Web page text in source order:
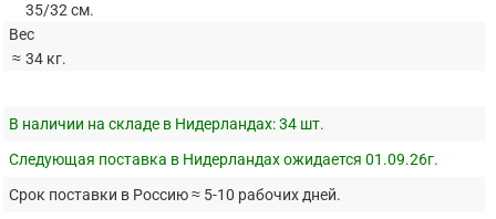
35/32 см.
Вес
≈ 34 кг.
В наличии на складе в Нидерландах:34 шт.
Следующая поставка в Нидерландах ожидается 01.09.26г.
Срок поставки в Россию ≈ 5-10 рабочих дней.